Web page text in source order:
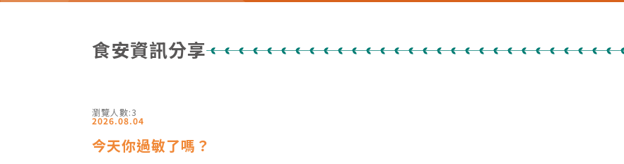
食安資訊分享
2026.08.04
瀏覽人數:3
今天你過敏了嗎？